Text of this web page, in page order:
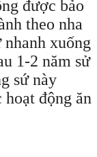
được bảo
theo nha
xuống
1-2 năm sử
sứ này
động ăn